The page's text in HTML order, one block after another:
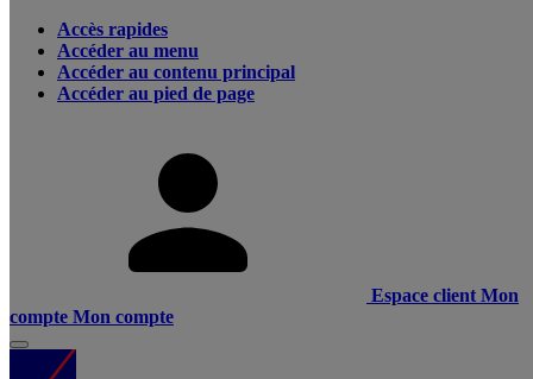
Accès rapides
Accéder au menu
Accéder au contenu principal
Accéder au pied de page
Espace client Mon
compte Mon compte